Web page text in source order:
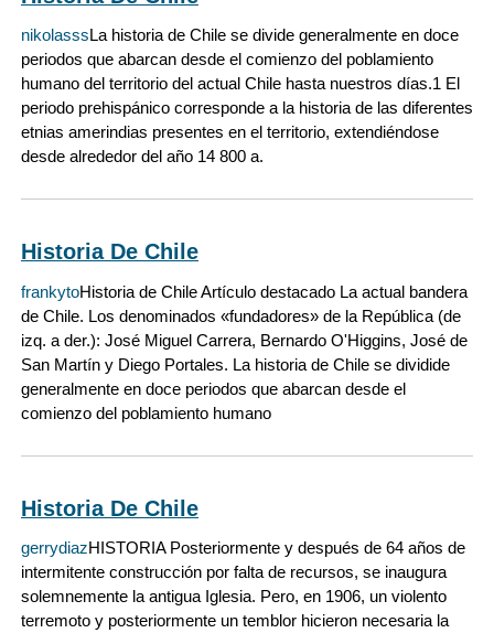
nikolasssLa historia de Chile se divide generalmente en doce
periodos que abarcan desde el comienzo del poblamiento
humano del territorio del actual Chile hasta nuestros días.1 El
periodo prehispánico corresponde a la historia de las diferentes
etnias amerindias presentes en el territorio, extendiéndose
desde alrededor del año 14 800 a.
Historia De Chile
frankytoHistoria de Chile Artículo destacado La actual bandera
de Chile. Los denominados «fundadores» de la República (de
izq. a der.): José Miguel Carrera, Bernardo O'Higgins, José de
San Martín y Diego Portales. La historia de Chile se dividide
generalmente en doce periodos que abarcan desde el
comienzo del poblamiento humano
Historia De Chile
gerrydiazHISTORIA Posteriormente y después de 64 años de
intermitente construcción por falta de recursos, se inaugura
solemnemente la antigua Iglesia. Pero, en 1906, un violento
terremoto y posteriormente un temblor hicieron necesaria la